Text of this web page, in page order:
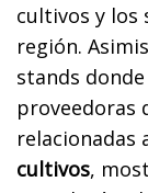
cultivos y los
región.
stands
proveedoras
relacionadas
cultivos,